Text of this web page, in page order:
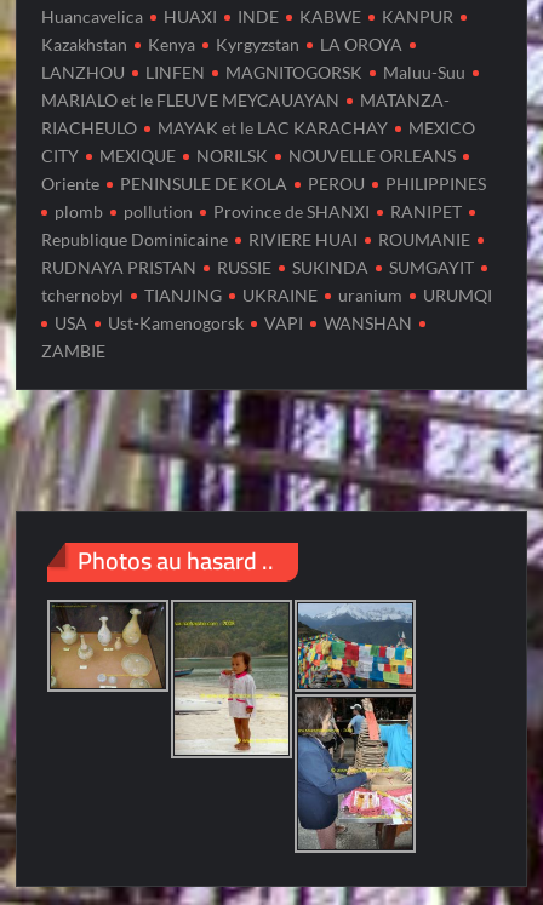
Huancavelica
HUAXI INDE KABWE
KANPUR
Kazakhstan
Kenya Kyrgyzstan
LA OROYA
LANZHOU
LINFEN MAGNITOGORSK
Maluu-Suu
MARIALO et le FLEUVE MEYCAUAYAN
MATANZA-
RIACHEULO
MAYAK et le LAC KARACHAY
MEXICO
CITY
MEXIQUE NORILSK
NOUVELLE ORLEANS
Oriente
PENINSULE DE KOLA PEROU
PHILIPPINES
plomb
pollution Province de SHANXI
RANIPET
Republique Dominicaine
RIVIERE HUAI
ROUMANIE
RUDNAYA PRISTAN
RUSSIE SUKINDA
SUMGAYIT
tchernobyl
TIANJING UKRAINE uranium
URUMQI
USA
Ust-Kamenogorsk VAPI
WANSHAN
ZAMBIE
Photos au hasard ..